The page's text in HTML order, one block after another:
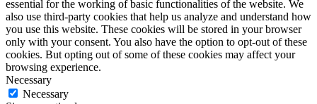
essential for the working of basic functionalities of the website. We
also use third-party cookies that help us analyze and understand how
you use this website. These cookies will be stored in your browser
only with your consent. You also have the option to opt-out of these
cookies. But opting out of some of these cookies may affect your
browsing experience.
Necessary
Necessary